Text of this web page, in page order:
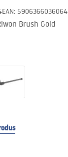
EAN: 5906366036064
Brush Gold